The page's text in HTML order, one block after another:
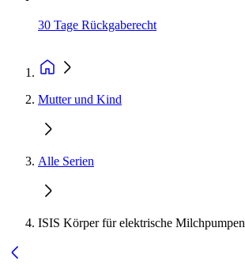
30 Tage Rückgaberecht
Mutter und Kind
Alle Serien
ISIS Körper für elektrische Milchpumpen